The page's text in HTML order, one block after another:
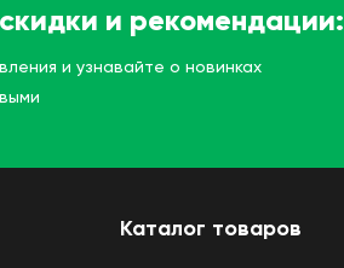
и рекомендации:
и узнавайте о новинках
Каталог товаров